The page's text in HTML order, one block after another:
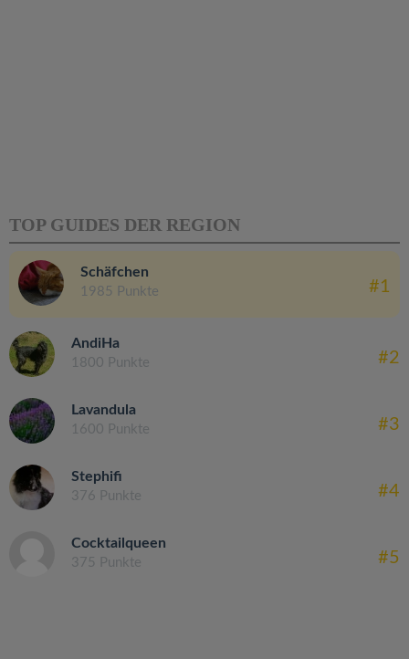
TOP GUIDES DER REGION
Schäfchen
1985 Punkte #1
AndiHa
1800 Punkte #2
Lavandula
1600 Punkte #3
Stephifi
376 Punkte #4
Cocktailqueen
375 Punkte #5